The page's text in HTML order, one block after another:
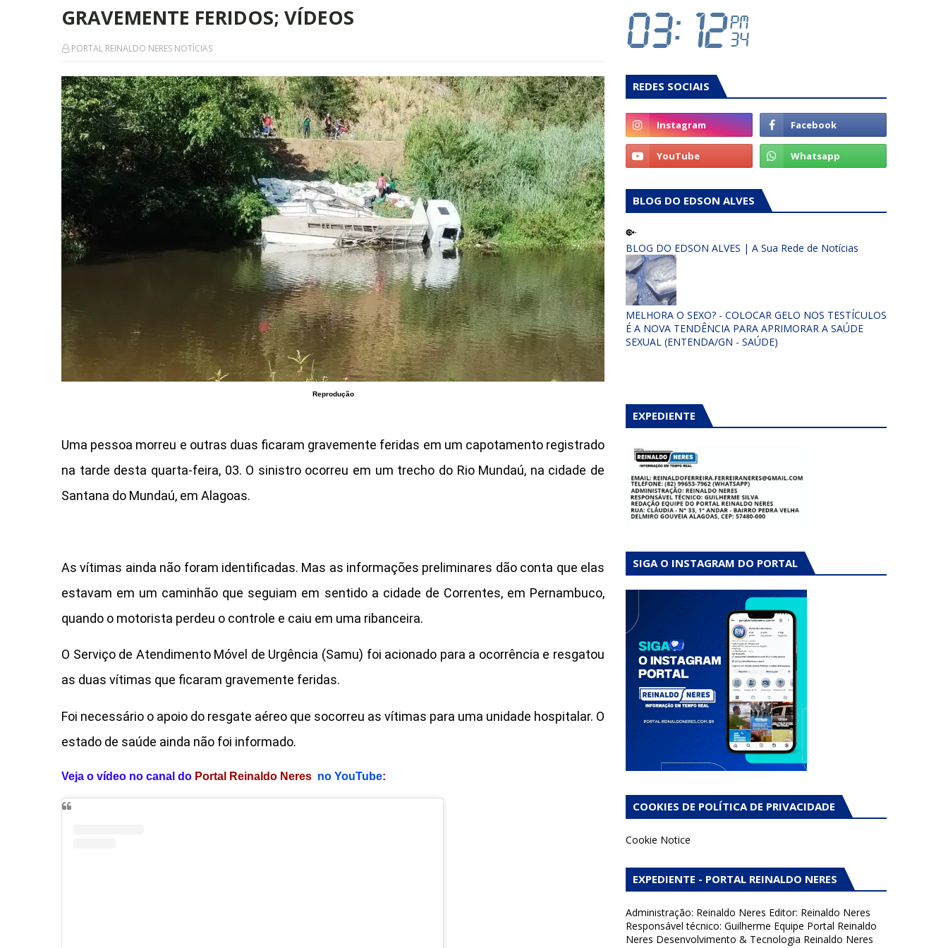
GRAVEMENTE FERIDOS; VÍDEOS
PORTAL REINALDO NERES NOTÍCIAS
Reprodução
Uma pessoa morreu e outras duas ficaram gravemente feridas em um capotamento registrado
na tarde desta quarta-feira, 03. O sinistro ocorreu em um trecho do Rio Mundaú, na cidade de
Santana do Mundaú, em Alagoas.
As vítimas ainda não foram identificadas. Mas as informações preliminares dão conta que elas
estavam em um caminhão que seguiam em sentido a cidade de Correntes, em Pernambuco,
quando o motorista perdeu o controle e caiu em uma ribanceira.
O Serviço de Atendimento Móvel de Urgência (Samu) foi acionado para a ocorrência e resgatou
as duas vítimas que ficaram gravemente feridas.
Foi necessário o apoio do resgate aéreo que socorreu as vítimas para uma unidade hospitalar. O
estado de saúde ainda não foi informado.
Veja o vídeo no canal do Portal Reinaldo Neres no YouTube:
REDES SOCIAIS
BLOG DO EDSON ALVES
BLOG DO EDSON ALVES | A Sua Rede de Notícias
MELHORA O SEXO? - COLOCAR GELO NOS TESTÍCULOS
É A NOVA TENDÊNCIA PARA APRIMORAR A SAÚDE
SEXUAL (ENTENDA/GN - SAÚDE)
EXPEDIENTE
SIGA O INSTAGRAM DO PORTAL
COOKIES DE POLÍTICA DE PRIVACIDADE
Cookie Notice
EXPEDIENTE - PORTAL REINALDO NERES
Administração: Reinaldo Neres Editor: Reinaldo Neres
Responsável técnico: Guilherme Equipe Portal Reinaldo
Neres Desenvolvimento & Tecnologia Reinaldo Neres